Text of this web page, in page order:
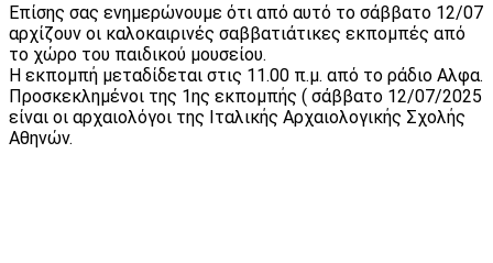
Επίσης σας ενημερώνουμε ότι από αυτό το σάββατο 12/07
αρχίζουν οι καλοκαιρινές σαββατιάτικες εκπομπές από
το χώρο του παιδικού μουσείου.
Η εκπομπή μεταδίδεται στις 11.00 π.μ. από το ράδιο Αλφα.
Προσκεκλημένοι της 1ης εκπομπής ( σάββατο 12/07/2025
είναι οι αρχαιολόγοι της Ιταλικής Αρχαιολογικής Σχολής
Αθηνών.